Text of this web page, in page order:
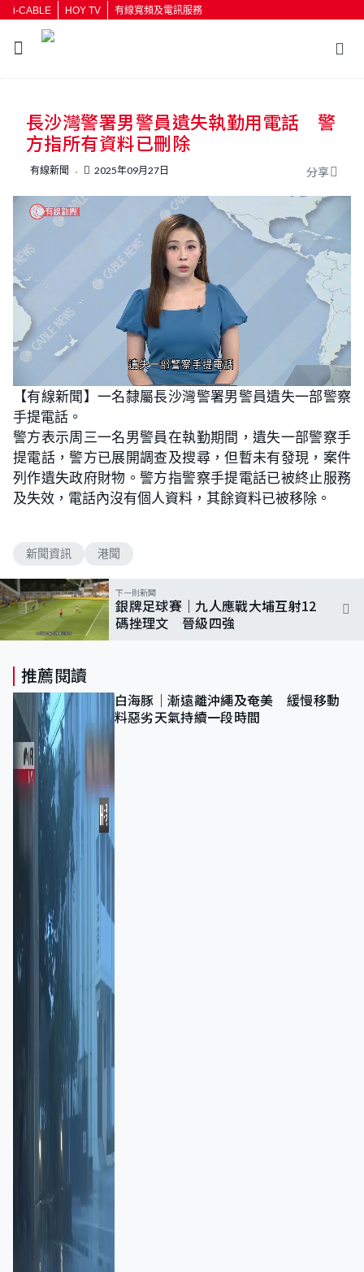
i-CABLE HOY TV 有線寬頻及電訊服務
按輸入鍵開始搜尋
長沙灣警署男警員遺失執勤用電話 警
方指所有資料已刪除
有線新聞 2025年09月27日 分享
n
m
t
o
a
d
:
1
0
0
.
0
0
%
【有線新聞】一名隸屬長沙灣警署男警員遺失一部警察
手提電話。
警方表示周三一名男警員在執勤期間，遺失一部警察手
提電話，警方已展開調查及搜尋，但暫未有發現，案件
列作遺失政府財物。警方指警察手提電話已被終止服務
及失效，電話內沒有個人資料，其餘資料已被移除。
新聞資訊 港聞
下一則新聞
銀牌足球賽｜九人應戰大埔互射12
碼挫理文 晉級四強
推薦閱讀
白海豚｜漸遠離沖繩及奄美 緩慢移動
料惡劣天氣持續一段時間